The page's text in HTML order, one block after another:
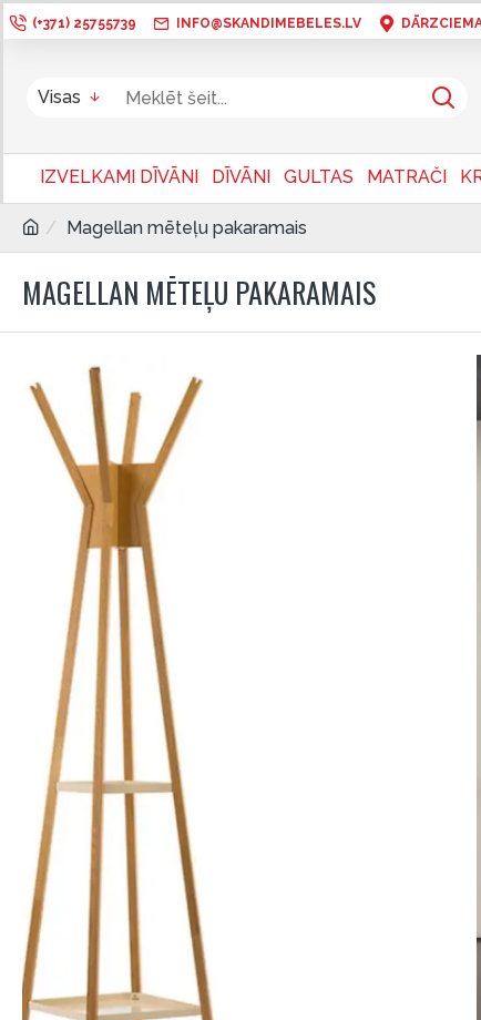
(+371) 25755739 INFO@SKANDIMEBELES.LV
Visas
IZVELKAMI DĪVĀNI DĪVĀNI GULTAS MATRAČI
Magellan mēteļu pakaramais
MAGELLAN MĒTEĻU PAKARAMAIS